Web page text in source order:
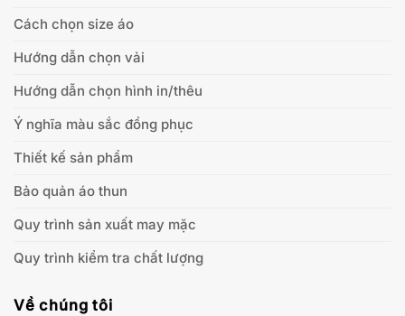
Cách chọn size áo
Hướng dẫn chọn vải
Hướng dẫn chọn hình in/thêu
Ý nghĩa màu sắc đồng phục
Thiết kế sản phẩm
Bảo quản áo thun
Quy trình sản xuất may mặc
Quy trình kiểm tra chất lượng
Về chúng tôi